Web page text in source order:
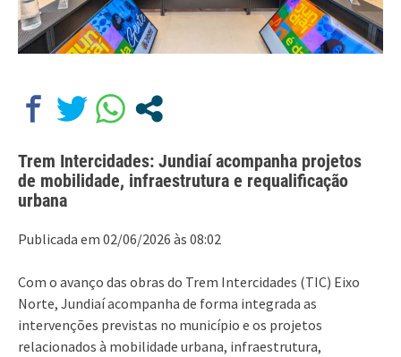
Trem Intercidades: Jundiaí acompanha projetos
de mobilidade, infraestrutura e requalificação
urbana
Publicada em 02/06/2026 às 08:02
Com o avanço das obras do Trem Intercidades (TIC) Eixo
Norte, Jundiaí acompanha de forma integrada as
intervenções previstas no município e os projetos
relacionados à mobilidade urbana, infraestrutura,